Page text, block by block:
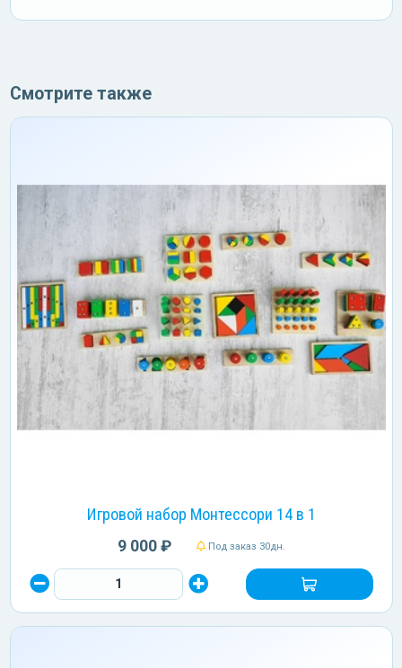
Смотрите также
Игровой набор Монтессори 14 в 1
9 000 ₽ Под заказ 30дн.